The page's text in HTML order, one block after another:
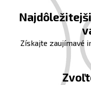
Získajte zaujímavé